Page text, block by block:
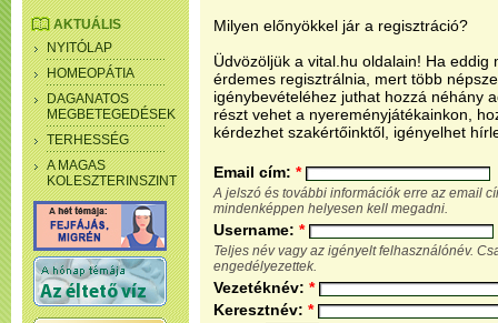
AKTUÁLIS
NYITÓLAP
HOMEOPÁTIA
DAGANATOS
MEGBETEGEDÉSEK
TERHESSÉG
A MAGAS
KOLESZTERINSZINT
Milyen előnyökkel jár a regisztráció?
Üdvözöljük a vital.hu oldalain! Ha eddig
érdemes regisztrálnia, mert több
igénybevételéhez juthat hozzá néhány
részt vehet a nyereményjátékainkon,
kérdezhet szakértőinktől, igényelhet
Email cím: *
A jelszó és további információk erre az email
mindenképpen helyesen kell megadni.
Username: *
Teljes név vagy az igényelt felhasználónév.
engedélyezettek.
Vezetéknév: *
Keresztnév: *